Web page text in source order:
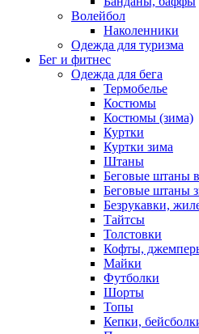
Волейбол
Наколенники
Одежда для туризма
Бег и фитнес
Одежда для бега
Термобелье
Костюмы
Костюмы (зима)
Куртки
Куртки зима
Штаны
Беговые штаны
Беговые штаны
Безрукавки,
Тайтсы
Толстовки
Кофты,
Майки
Футболки
Шорты
Топы
Кепки,